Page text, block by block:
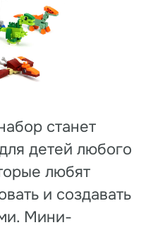
станет
детей любого
любят
и создавать
Мини-